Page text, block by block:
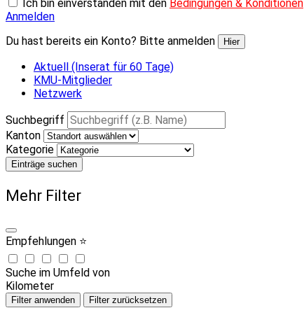
Ich bin einverstanden mit den Bedingungen & Konditionen
Anmelden
Du hast bereits ein Konto? Bitte anmelden
Hier
Aktuell (Inserat für 60 Tage)
KMU-Mitglieder
Netzwerk
Suchbegriff
Kanton
Kategorie
Einträge suchen
Mehr Filter
Empfehlungen ⭐
Suche im Umfeld von
Kilometer
Filter anwenden Filter zurücksetzen